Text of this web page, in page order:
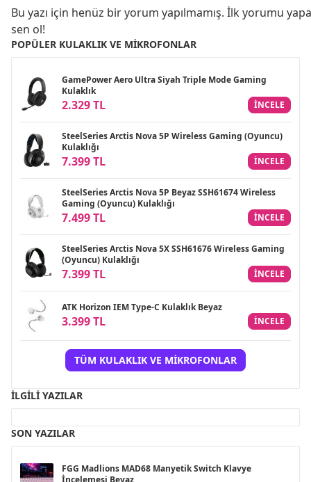
Bu yazı için henüz bir yorum yapılmamış. İlk yorumu
sen ol!
POPÜLER KULAKLIK VE MIKROFONLAR
GamePower Aero Ultra Siyah Triple Mode Gaming
Kulaklık
2.329 TL INCELE
SteelSeries Arctis Nova 5P Wireless Gaming (Oyuncu)
Kulaklığı
7.399 TL INCELE
SteelSeries Arctis Nova 5P Beyaz SSH61674 Wireless
Gaming (Oyuncu) Kulaklığı
7.499 TL INCELE
SteelSeries Arctis Nova 5X SSH61676 Wireless Gaming
(Oyuncu) Kulaklığı
7.399 TL INCELE
ATK Horizon IEM Type-C Kulaklık Beyaz
3.399 TL INCELE
TÜM KULAKLIK VE MIKROFONLAR
İLGILI YAZILAR
SON YAZILAR
FGG Madlions MAD68 Manyetik Switch Klavye
İncelemesi Beyaz